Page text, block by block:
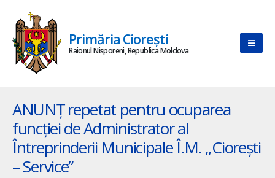
Primăria Ciorești
Raionul Nisporeni, Republica Moldova
ANUNȚ repetat pentru ocuparea
funcției de Administrator al
Întreprinderii Municipale Î.M. ,,Ciorești
– Service”